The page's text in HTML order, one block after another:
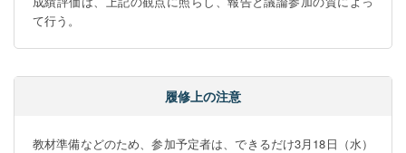
て行う。
履修上の注意
教材準備などのため、参加予定者は、できるだけ3月18日（水）